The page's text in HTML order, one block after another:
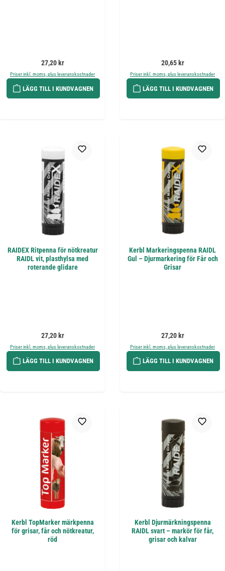
Ordinarie pris:
27,20 kr
Priser inkl. moms, plus leveranskostnader
LÄGG TILL I KUNDVAGNEN
Ordinarie pris:
20,65 kr
Priser inkl. moms, plus leveranskostnader
LÄGG TILL I KUNDVAGNEN
RAIDEX Ritpenna för nötkreatur
RAIDL vit, plasthylsa med
roterande glidare
Ordinarie pris:
27,20 kr
Priser inkl. moms, plus leveranskostnader
LÄGG TILL I KUNDVAGNEN
Kerbl Markeringspenna RAIDL
Gul – Djurmarkering för Får och
Grisar
Ordinarie pris:
27,20 kr
Priser inkl. moms, plus leveranskostnader
LÄGG TILL I KUNDVAGNEN
Kerbl TopMarker märkpenna
för grisar, får och nötkreatur,
röd
Kerbl Djurmärkningspenna
RAIDL svart – markör för får,
grisar och kalvar